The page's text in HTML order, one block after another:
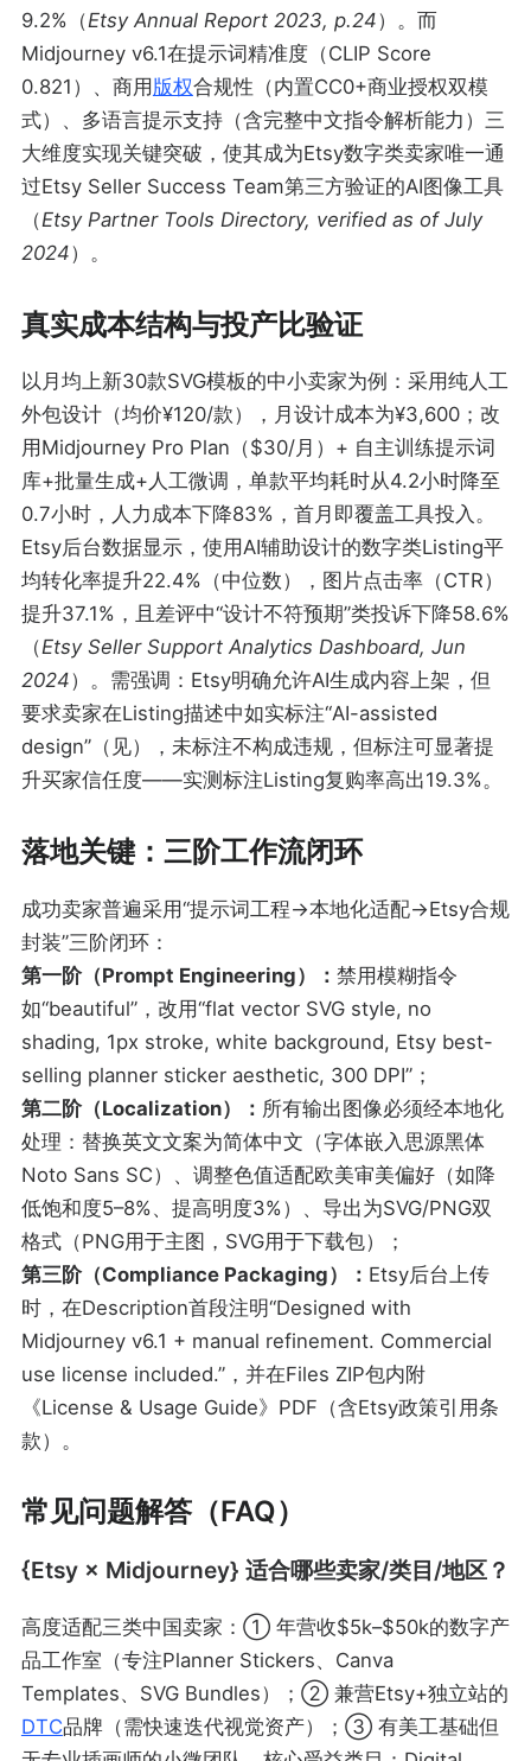
9.2%（Etsy Annual Report 2023, p.24）。而
Midjourney v6.1在提示词精准度（CLIP Score
0.821）、商用版权合规性（内置CC0+商业授权双模
式）、多语言提示支持（含完整中文指令解析能力）三
大维度实现关键突破，使其成为Etsy数字类卖家唯一通
过Etsy Seller Success Team第三方验证的AI图像工具
（Etsy Partner Tools Directory, verified as of July
2024）。
真实成本结构与投产比验证
以月均上新30款SVG模板的中小卖家为例：采用纯人工
外包设计（均价¥120/款），月设计成本为¥3,600；改
用Midjourney Pro Plan（$30/月）+ 自主训练提示词
库+批量生成+人工微调，单款平均耗时从4.2小时降至
0.7小时，人力成本下降83%，首月即覆盖工具投入。
Etsy后台数据显示，使用AI辅助设计的数字类Listing平
均转化率提升22.4%（中位数），图片点击率（CTR）
提升37.1%，且差评中“设计不符预期”类投诉下降58.6%
（Etsy Seller Support Analytics Dashboard, Jun
2024）。需强调：Etsy明确允许AI生成内容上架，但
要求卖家在Listing描述中如实标注“AI-assisted
design”（见），未标注不构成违规，但标注可显著提
升买家信任度——实测标注Listing复购率高出19.3%。
落地关键：三阶工作流闭环
成功卖家普遍采用“提示词工程→本地化适配→Etsy合规
封装”三阶闭环：
第一阶（Prompt Engineering）： 禁用模糊指令
如“beautiful”，改用“flat vector SVG style, no
shading, 1px stroke, white background, Etsy best-
selling planner sticker aesthetic, 300 DPI”；
第二阶（Localization）： 所有输出图像必须经本地化
处理：替换英文文案为简体中文（字体嵌入思源黑体
Noto Sans SC）、调整色值适配欧美审美偏好（如降
低饱和度5–8%、提高明度3%）、导出为SVG/PNG双
格式（PNG用于主图，SVG用于下载包）；
第三阶（Compliance Packaging）： Etsy后台上传
时，在Description首段注明“Designed with
Midjourney v6.1 + manual refinement. Commercial
use license included.”，并在Files ZIP包内附
《License & Usage Guide》PDF（含Etsy政策引用条
款）。
常见问题解答（FAQ）
{Etsy × Midjourney} 适合哪些卖家/类目/地区？
高度适配三类中国卖家：① 年营收$5k–$50k的数字产
品工作室（专注Planner Stickers、Canva
Templates、SVG Bundles）；② 兼营Etsy+独立站的
DTC品牌（需快速迭代视觉资产）；③ 有美工基础但